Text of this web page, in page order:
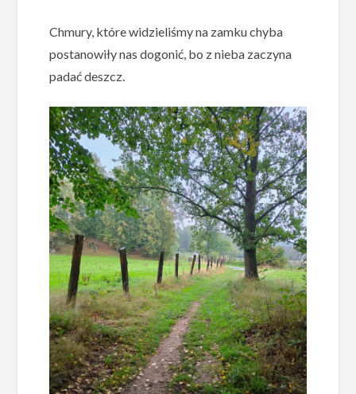
Chmury, które widzieliśmy na zamku chyba
postanowiły nas dogonić, bo z nieba zaczyna
padać deszcz.